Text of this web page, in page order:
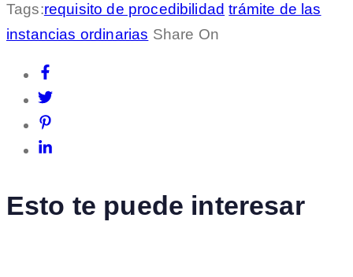
Tags:requisito de procedibilidad trámite de las
instancias ordinarias Share On
Esto te puede interesar